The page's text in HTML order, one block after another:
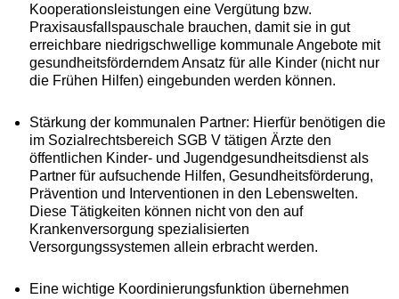
Kooperationsleistungen eine Vergütung bzw.
Praxisausfallspauschale brauchen, damit sie in gut
erreichbare niedrigschwellige kommunale Angebote mit
gesundheitsförderndem Ansatz für alle Kinder (nicht nur
die Frühen Hilfen) eingebunden werden können.
Stärkung der kommunalen Partner: Hierfür benötigen die
im Sozialrechtsbereich SGB V tätigen Ärzte den
öffentlichen Kinder- und Jugendgesundheitsdienst als
Partner für aufsuchende Hilfen, Gesundheitsförderung,
Prävention und Interventionen in den Lebenswelten.
Diese Tätigkeiten können nicht von den auf
Krankenversorgung spezialisierten
Versorgungssystemen allein erbracht werden.
Eine wichtige Koordinierungsfunktion übernehmen